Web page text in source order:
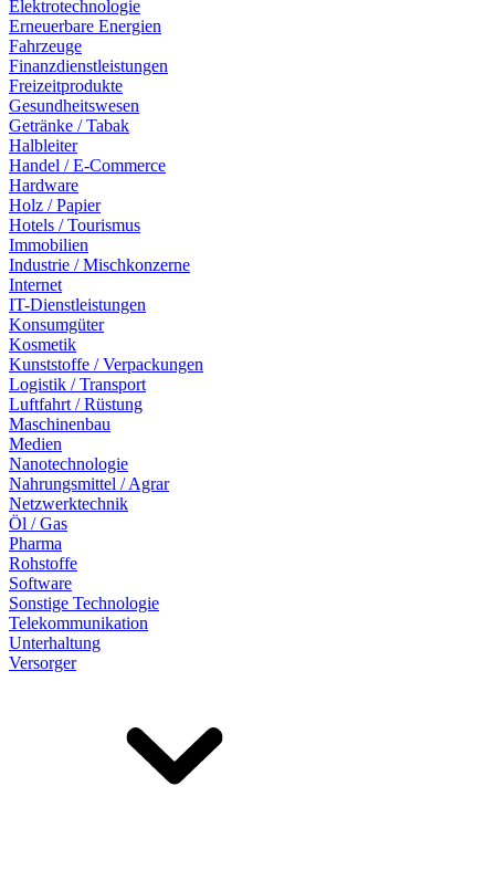
Elektrotechnologie
Erneuerbare Energien
Fahrzeuge
Finanzdienstleistungen
Freizeitprodukte
Gesundheitswesen
Getränke / Tabak
Halbleiter
Handel / E-Commerce
Hardware
Holz / Papier
Hotels / Tourismus
Immobilien
Industrie / Mischkonzerne
Internet
IT-Dienstleistungen
Konsumgüter
Kosmetik
Kunststoffe / Verpackungen
Logistik / Transport
Luftfahrt / Rüstung
Maschinenbau
Medien
Nanotechnologie
Nahrungsmittel / Agrar
Netzwerktechnik
Öl / Gas
Pharma
Rohstoffe
Software
Sonstige Technologie
Telekommunikation
Unterhaltung
Versorger